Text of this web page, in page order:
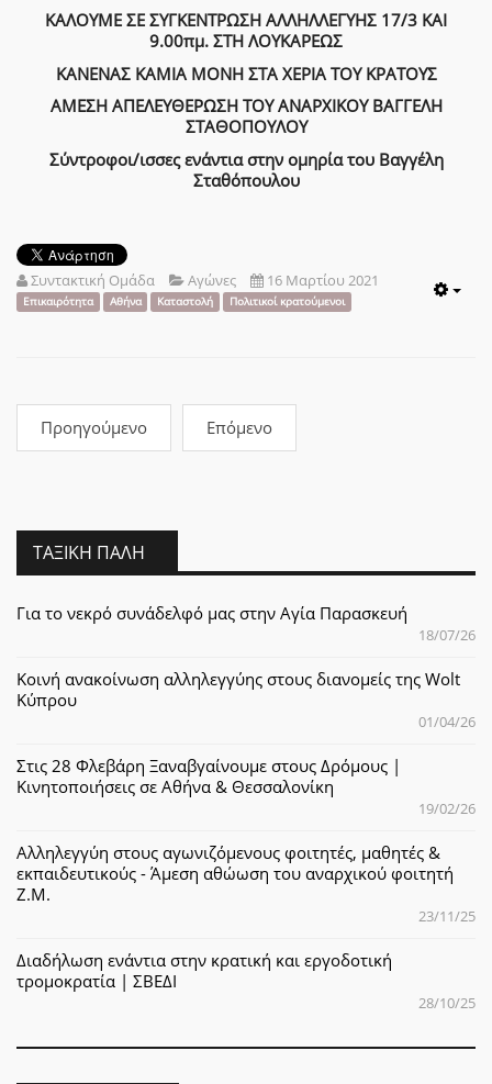
ΚΑΛΟΥΜΕ ΣΕ ΣΥΓΚΕΝΤΡΩΣΗ ΑΛΛΗΛΛΕΓΥΗΣ 17/3 ΚΑΙ
9.00πμ. ΣΤΗ ΛΟΥΚΑΡΕΩΣ
ΚΑΝΕΝΑΣ ΚΑΜΙΑ ΜΟΝΗ ΣΤΑ ΧΕΡΙΑ ΤΟΥ ΚΡΑΤΟΥΣ
ΑΜΕΣΗ ΑΠΕΛΕΥΘΕΡΩΣΗ ΤΟΥ ΑΝΑΡΧΙΚΟΥ ΒΑΓΓΕΛΗ
ΣΤΑΘΟΠΟΥΛΟΥ
Σύντροφοι/ισσες ενάντια στην ομηρία του Βαγγέλη
Σταθόπουλου
Συντακτική Ομάδα Αγώνες 16 Μαρτίου 2021
Επικαιρότητα Αθήνα Καταστολή Πολιτικοί κρατούμενοι
Προηγούμενο Επόμενο
ΤΑΞΙΚΉ ΠΆΛΗ
Για το νεκρό συνάδελφό μας στην Αγία Παρασκευή
18/07/26
Κοινή ανακοίνωση αλληλεγγύης στους διανομείς της Wolt
Κύπρου
01/04/26
Στις 28 Φλεβάρη Ξαναβγαίνουμε στους Δρόμους |
Κινητοποιήσεις σε Αθήνα & Θεσσαλονίκη
19/02/26
Αλληλεγγύη στους αγωνιζόμενους φοιτητές, μαθητές &
εκπαιδευτικούς - Άμεση αθώωση του αναρχικού φοιτητή
Ζ.Μ.
23/11/25
Διαδήλωση ενάντια στην κρατική και εργοδοτική
τρομοκρατία | ΣΒΕΔΙ
28/10/25